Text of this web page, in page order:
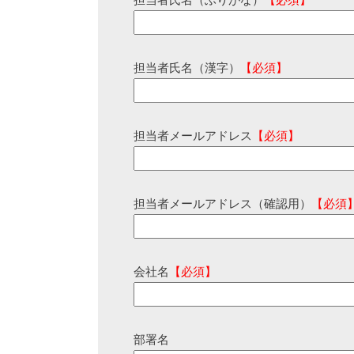
担当者氏名（漢字） 【必須】
担当者メールアドレス 【必須】
担当者メールアドレス（確認用） 【必須
会社名 【必須】
部署名